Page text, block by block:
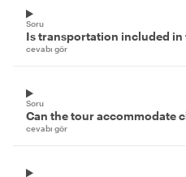
Soru
Is transportation included in
cevabı gör
Soru
Can the tour accommodate
cevabı gör